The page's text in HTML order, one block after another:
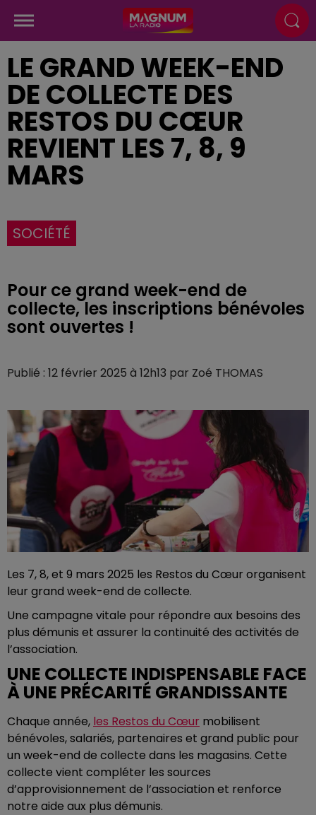
LE GRAND WEEK-END
DE COLLECTE DES
RESTOS DU CŒUR
REVIENT LES 7, 8, 9
MARS
SOCIÉTÉ
Pour ce grand week-end de
collecte, les inscriptions bénévoles
sont ouvertes !
Publié : 12 février 2025 à 12h13 par Zoé THOMAS
Les 7, 8, et 9 mars 2025 les Restos du Cœur organisent
leur grand week-end de collecte.
Une campagne vitale pour répondre aux besoins des
plus démunis et assurer la continuité des activités de
l’association.
UNE COLLECTE INDISPENSABLE FACE
À UNE PRÉCARITÉ GRANDISSANTE
Chaque année, les Restos du Cœur mobilisent
bénévoles, salariés, partenaires et grand public pour
un week-end de collecte dans les magasins. Cette
collecte vient compléter les sources
d’approvisionnement de l’association et renforce
notre aide aux plus démunis.